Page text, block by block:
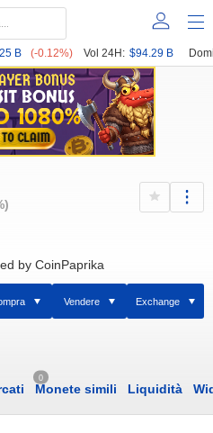
B (-0.12%) Vol 24H: $94.29 B
by CoinPaprika
Vendere Exchange
0
Monete simili Liquidità